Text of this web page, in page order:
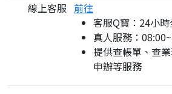
線上客服 前往
客服Q寶：24小
真人服務：
提供查帳單、查
申辦等服務